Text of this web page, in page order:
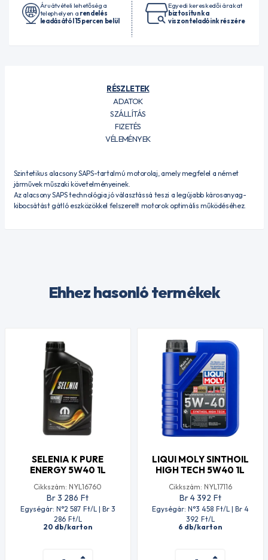
Áruátvételi lehetőség a
telephelyen a rendelés
leadásától 15 percen belül
Egyedi kereskedői árakat
biztosítunk a
viszonteladóink részére
RÉSZLETEK
ADATOK
SZÁLLÍTÁS
FIZETÉS
VÉLEMÉNYEK
Szintetikus alacsony SAPS-tartalmú motorolaj, amely megfelel a német
járművek műszaki követelményeinek.
Az alacsony SAPS technológia jó választássá teszi a legújabb károsanyag-
kibocsátást gátló eszközökkel felszerelt motorok optimális működéséhez.
Ehhez hasonló termékek
SELENIA K PURE
ENERGY 5W40 1L
Cikkszám: NYL16760
Br 3 286 Ft
Egységár: N°2 587 Ft/L | Br 3
286 Ft/L
20 db/karton
LIQUI MOLY SINTHOIL
HIGH TECH 5W40 1L
Cikkszám: NYL17116
Br 4 392 Ft
Egységár: N°3 458 Ft/L | Br 4
392 Ft/L
6 db/karton